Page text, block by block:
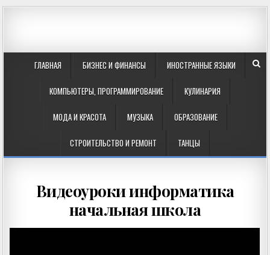
ГЛАВНАЯ БИЗНЕС И ФИНАНСЫ ИНОСТРАННЫЕ ЯЗЫКИ
КОМПЬЮТЕРЫ, ПРОГРАММИРОВАНИЕ КУЛИНАРИЯ
МОДА И КРАСОТА МУЗЫКА ОБРАЗОВАНИЕ
СТРОИТЕЛЬСТВО И РЕМОНТ ТАНЦЫ
Видеоуроки информатика
начальная школа